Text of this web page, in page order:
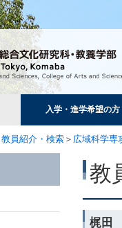
入学・進学希望の方
教員紹介・検索 ＞ 広域科学専
教
梶田